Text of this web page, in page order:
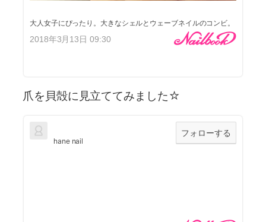
大人女子にぴったり。大きなシェルとウェーブネイルのコンビ。
2018年3月13日 09:30
爪を貝殻に見立ててみました☆
hane nail
フォローする